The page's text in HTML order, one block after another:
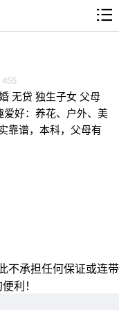
无贷 独生子女 父母
好：养花、户外、美
靠谱，本科，父母有
不承担任何保证或连带
利！